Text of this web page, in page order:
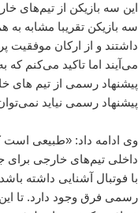
این سه بازیکن از تیم‌های
سه بازیکن تقریبا مشابه
داشتند و از ارکان
می‌آیند اما تاکید می‌کنم که
پیشنهاد رسمی از تیم های
پیشنهاد رسمی نیاید
وی ادامه داد: «طبیعی است
داخلی تیم‌های خارجی برای
با فوتبال آشنایی داشته
رسمی فرق وجود دارد. تا